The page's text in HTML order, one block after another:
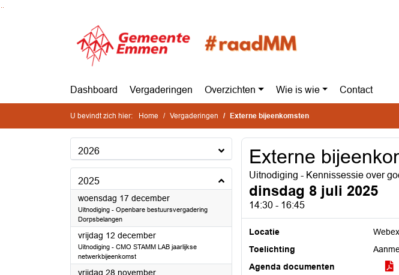
Dashboard Vergaderingen Overzichten Wie is wie Contact
U bevindt zich hier: Home Vergaderingen Externe bijeenkomsten
2026
2025
woensdag 17 december2025
Uitnodiging - Openbare bestuursvergadering
Dorpsbelangen
vrijdag 12 december2025
Uitnodiging - CMO STAMM LAB jaarlijkse
netwerkbijeenkomst
vrijdag 28 november2025
Externe
Uitnodiging - Kennissessie over
dinsdag 8 juli 2025
14:30 - 16:45
Locatie
Toelichting
Agenda documenten